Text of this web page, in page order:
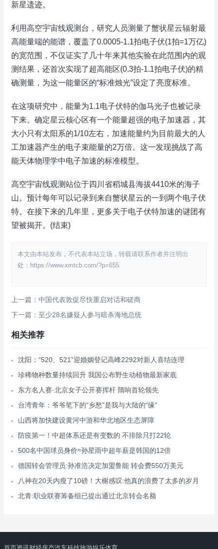
新星遗迹。
利用高空宇宙线观测台，研究人员测量了蟹状星云辐射最
高能量端的能谱，覆盖了0.0005-1.1拍电子伏(1拍=1万亿)
的宽范围，不仅证实了几十年来其他实验在此范围内的观
测结果，还首次实现了超高能区(0.3拍-1.1拍电子伏)的精
确测量，为这一能量区的“标准烛光”设定了亮度标准。
在这项研究中，能量为1.1电子伏特的伽马光子也被记录
下来。确定星云核心区有一个能量超强的电子加速器，其
大小只有太阳系的1/10左右，加速能量约为目前最大的人
工加速器产生的电子束能量的2万倍。这一发现挑战了高
能天体物理学中电子加速的标准模型。
高空宇宙线观测站位于四川省稻城县海拔4410米的海子
山。预计每年可以记录到来自蟹状星云的一到两个电子伏
特。在接下来的几年里，更多关于电子伏特加速的谜团有
望被揭开。(结束)
本文由本站发布，不代表本站立场，转载请联系作者并注明出
处：https://www.xmtcb.com/?p=655
上一篇：中国代表敦促尽快重启对话和磋商
下一篇：至少28名嫌疑人参与暗杀海地总统
相关推荐
沈阳：“520、521”迎婚姻登记高峰2292对新人喜结连理
珍稀物种数量持续回升 我国公布野生动植物最新家底
东方名人赛·北京女子公开赛挥杆 隋响首轮领先
台湾青年：爷爷笔下的“乡愁”是我与大陆的“缘”
山西将加快建设黄河中游和华北地区生态屏障
防疫第一！中超体系还是有变数的 不排除只打22轮
500名中国球员身价≈孙星雨中超年薪是韩国的12倍
德国转会管理员:孙准浩决定加盟鲁能 转会费550万美元
八神在20天内瘦了10磅！大榭感叹:他真的浪费了太多的岁月
北青:职业联赛筹备组已提出通过北京转会名额